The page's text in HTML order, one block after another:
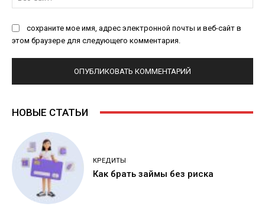
сохраните мое имя, адрес электронной почты и веб-сайт в
этом браузере для следующего комментария.
НОВЫЕ СТАТЬИ
КРЕДИТЫ
Как брать займы без риска